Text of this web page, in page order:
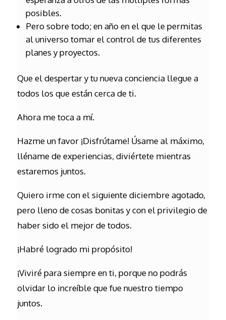
posibles.
Pero sobre todo; en año en el que le permitas
al universo tomar el control de tus diferentes
planes y proyectos.
Que el despertar y tu nueva conciencia llegue a
todos los que están cerca de ti.
Ahora me toca a mí.
Hazme un favor ¡Disfrútame! Úsame al máximo,
lléname de experiencias, diviértete mientras
estaremos juntos.
Quiero irme con el siguiente diciembre agotado,
pero lleno de cosas bonitas y con el privilegio de
haber sido el mejor de todos.
¡Habré logrado mi propósito!
¡Viviré para siempre en ti, porque no podrás
olvidar lo increíble que fue nuestro tiempo
juntos.